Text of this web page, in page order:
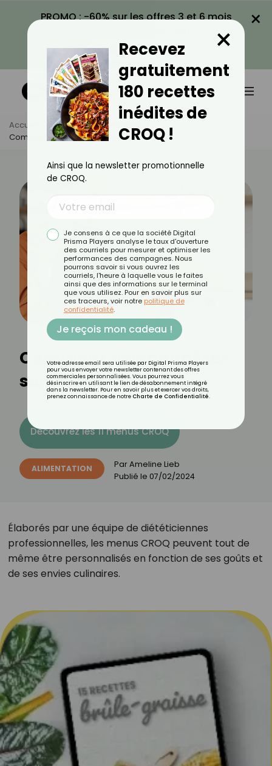
PROMO : -60% sur les offres 3 et 6 mois
VOIR LA PROMO
×
Accueil Actus
Alimentation
Comment Personnaliser Son Menu CROQ ?
Comment personnaliser
son menu CROQ ?
Découvrez les 11 menus CROQ
ALIMENTATION ParAmeline Lieb
Publié le 07/02/2024
Élaborés par une équipe de diététiciennes
professionnelles, les menus CROQ peuvent tout de
même être personnalisés en fonction de ses goûts et
de ses envies culinaires.
Recevez
gratuitement
180 recettes
inédites de
CROQ !
×
Ainsi que la newsletter promotionnelle
de CROQ.
Je consens à ce que la société Digital
Prisma Players analyse le taux d'ouverture
des courriels pour mesurer et optimiser les
performances des campagnes. Nous
pourrons savoir si vous ouvrez les
courriels, l'heure à laquelle vous le faites
ainsi que des informations sur le terminal
que vous utilisez. Pour en savoir plus sur
ces traceurs, voir notre politique de
confidentialité.
Je reçois mon cadeau !
Votre adresse email sera utilisée par Digital Prisma Players
pour vous envoyer votre newsletter contenant des offres
commerciales personnalisées. Vous pourrez vous
désinscrire en utilisant le lien de désabonnement intégré
dans la newsletter. Pour en savoir plus et exercer vos droits,
prenez connaissance de notre Charte de Confidentialité.